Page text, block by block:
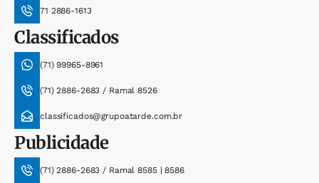
71 2886-1613
Classificados
(71) 99965-8961
(71) 2886-2683 / Ramal 8526
classificados@grupoatarde.com.br
Publicidade
(71) 2886-2683 / Ramal 8585 | 8586